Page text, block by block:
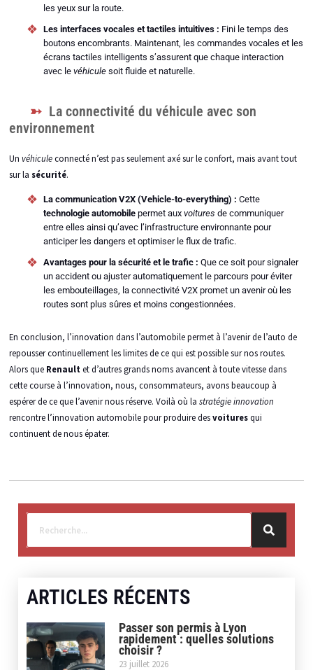
ARTICLES RÉCENTS
Passer son permis à Lyon
rapidement : quelles solutions
choisir ?
23 juillet 2026
les yeux sur la route.
Les interfaces vocales et tactiles intuitives : Fini le temps des
boutons encombrants. Maintenant, les commandes vocales et les
écrans tactiles intelligents s’assurent que chaque interaction
avec le véhiculesoit fluide et naturelle.
La connectivité du véhicule avec son
environnement
Un véhiculeconnecté n’est pas seulement axé sur le confort, mais avant tout
sur la sécurité.
La communication V2X (Vehicle-to-everything) : Cette
technologie automobilepermet aux voitures de communiquer
entre elles ainsi qu’avec l’infrastructure environnante pour
anticiper les dangers et optimiser le flux de trafic.
Avantages pour la sécurité et le trafic : Que ce soit pour signaler
un accident ou ajuster automatiquement le parcours pour éviter
les embouteillages, la connectivité V2X promet un avenir où les
routes sont plus sûres et moins congestionnées.
En conclusion, l’innovation dans l’automobile permet à l’avenir de l’auto de
repousser continuellement les limites de ce qui est possible sur nos routes.
Alors que Renault et d’autres grands noms avancent à toute vitesse dans
cette course à l’innovation, nous, consommateurs, avons beaucoup à
espérer de ce que l’avenir nous réserve. Voilà où la stratégie innovation
rencontre l’innovation automobile pour produire desvoituresqui
continuent de nous épater.